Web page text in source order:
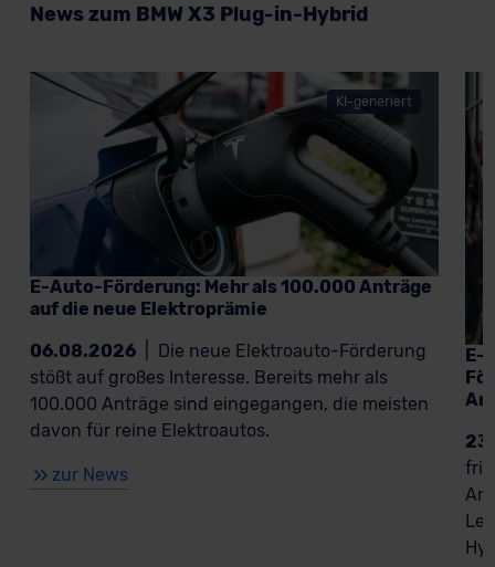
News zum BMW X3 Plug-in-Hybrid
KI-generiert
E-Auto-Förderung: Mehr als 100.000 Anträge
auf die neue Elektroprämie
06.08.2026
Die neue Elektroauto-Förderung
stößt auf großes Interesse. Bereits mehr als
100.000 Anträge sind eingegangen, die meisten
davon für reine Elektroautos.
zur News
E-